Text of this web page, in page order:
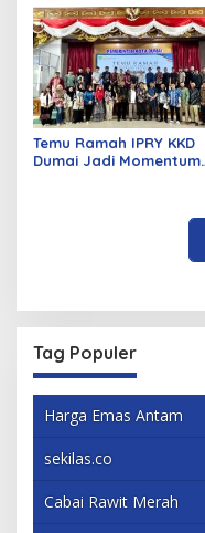
Curanmor
Temu Ramah IPRY KKD
Dumai Jadi Momentum
Tag Populer
Harga Emas Antam
sekilas.co
Cabai Rawit Merah